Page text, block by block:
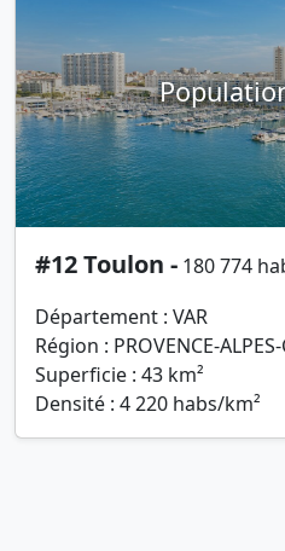
#12 Toulon - 180 774
Département : VAR
Région : PROVENCE-
Superficie : 43 km²
Densité : 4 220 habs/km²